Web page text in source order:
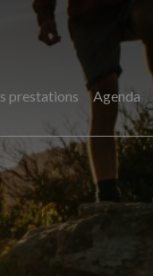
prestations Agenda